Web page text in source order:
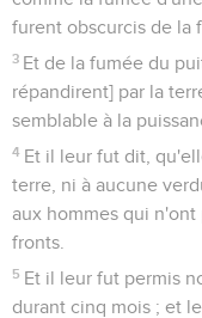
furent obscurcis de la
3 Et de la fumée du
répandirent] par la
semblable à la
4 Et il leur fut dit,
terre, ni à aucune
aux hommes qui
fronts.
5 Et il leur fut permis
durant cinq mois ; et